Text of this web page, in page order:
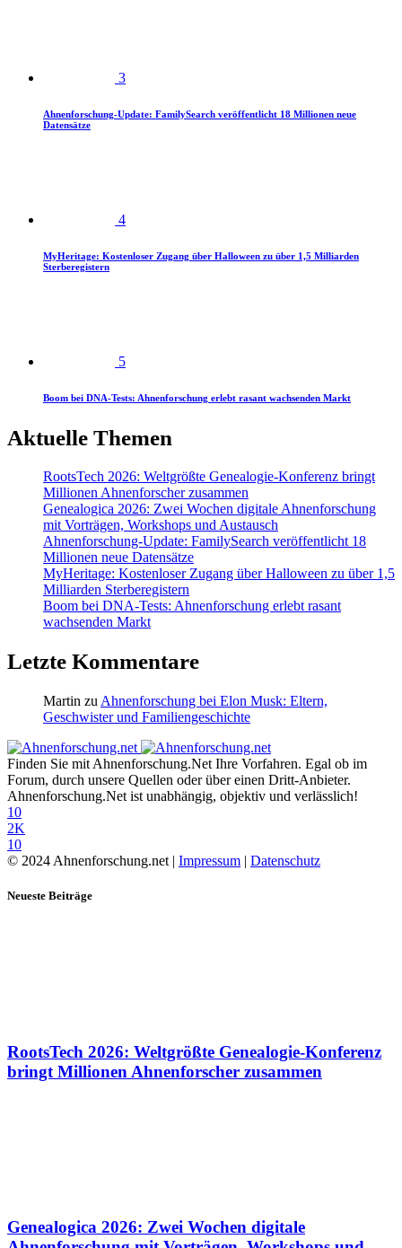
3
Ahnenforschung-Update: FamilySearch veröffentlicht 18 Millionen neue
Datensätze
4
MyHeritage: Kostenloser Zugang über Halloween zu über 1,5 Milliarden
Sterberegistern
5
Boom bei DNA-Tests: Ahnenforschung erlebt rasant wachsenden Markt
Aktuelle Themen
RootsTech 2026: Weltgrößte Genealogie-Konferenz bringt
Millionen Ahnenforscher zusammen
Genealogica 2026: Zwei Wochen digitale Ahnenforschung
mit Vorträgen, Workshops und Austausch
Ahnenforschung-Update: FamilySearch veröffentlicht 18
Millionen neue Datensätze
MyHeritage: Kostenloser Zugang über Halloween zu über 1,5
Milliarden Sterberegistern
Boom bei DNA-Tests: Ahnenforschung erlebt rasant
wachsenden Markt
Letzte Kommentare
Martin zu Ahnenforschung bei Elon Musk: Eltern,
Geschwister und Familiengeschichte
Finden Sie mit Ahnenforschung.Net Ihre Vorfahren. Egal ob im
Forum, durch unsere Quellen oder über einen Dritt-Anbieter.
Ahnenforschung.Net ist unabhängig, objektiv und verlässlich!
10
2K
10
© 2024 Ahnenforschung.net | Impressum | Datenschutz
Neueste Beiträge
RootsTech 2026: Weltgrößte Genealogie-Konferenz
bringt Millionen Ahnenforscher zusammen
Genealogica 2026: Zwei Wochen digitale